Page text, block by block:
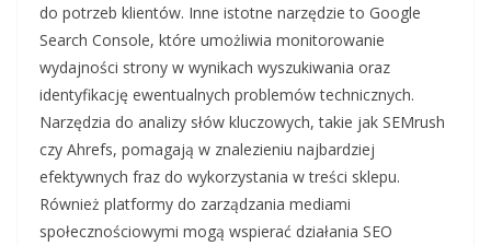
do potrzeb klientów. Inne istotne narzędzie to Google
Search Console, które umożliwia monitorowanie
wydajności strony w wynikach wyszukiwania oraz
identyfikację ewentualnych problemów technicznych.
Narzędzia do analizy słów kluczowych, takie jak SEMrush
czy Ahrefs, pomagają w znalezieniu najbardziej
efektywnych fraz do wykorzystania w treści sklepu.
Również platformy do zarządzania mediami
społecznościowymi mogą wspierać działania SEO